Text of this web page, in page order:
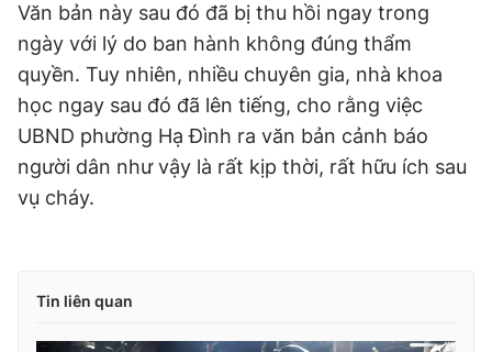
Văn bản này sau đó đã bị thu hồi ngay trong
ngày với lý do ban hành không đúng thẩm
quyền. Tuy nhiên, nhiều chuyên gia, nhà khoa
học ngay sau đó đã lên tiếng, cho rằng việc
UBND phường Hạ Đình ra văn bản cảnh báo
người dân như vậy là rất kịp thời, rất hữu ích sau
vụ cháy.
Tin liên quan